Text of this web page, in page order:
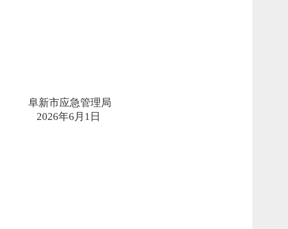
阜新市应急管理局
2026年6 月 1 日